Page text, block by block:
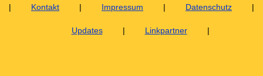
| Kontakt | Impressum | Datenschutz |
Updates | Linkpartner |